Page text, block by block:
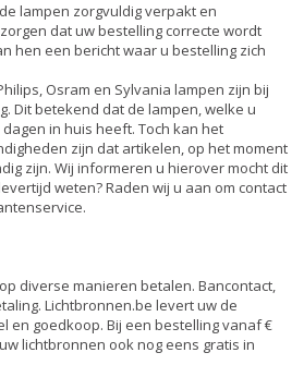
lampen zorgvuldig verpakt en
dat uw bestelling correcte wordt
hen een bericht waar u bestelling zich
Osram en Sylvania lampen zijn bij
Dit betekend dat de lampen, welke u
in huis heeft. Toch kan het
zijn dat artikelen, op het moment
zijn. Wij informeren u hierover mocht dit
weten? Raden wij u aan om contact
diverse manieren betalen. Bancontact,
Lichtbronnen.be levert uw de
en goedkoop. Bij een bestelling vanaf €
uw lichtbronnen ook nog eens gratis in